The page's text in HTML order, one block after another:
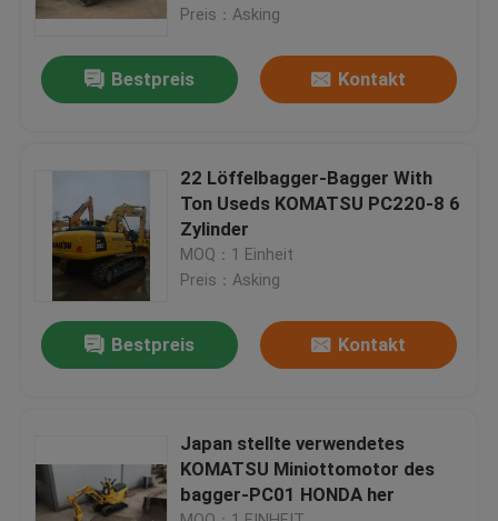
Über uns
Fabrik-Ausflug
Treten Sie mit uns in Verbindung
Fordern Sie ein Zitat
Company News
benutzte Raupenplanierraupe
Benutzte CAT-Planierraupe
Preis：Asking
Bestpreis Kontakt
22 Löffelbagger-Bagger With
Ton Useds KOMATSU PC220-8 6
Zylinder
MOQ：1 Einheit
Preis：Asking
Bestpreis Kontakt
Japan stellte verwendetes
KOMATSU Miniottomotor des
bagger-PC01 HONDA her